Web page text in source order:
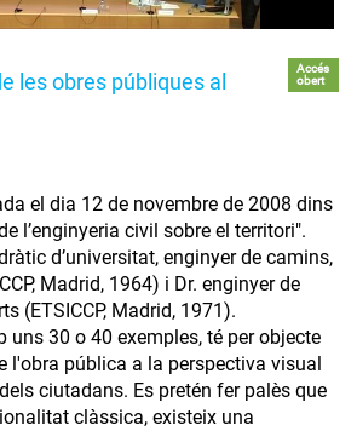
les obres públiques al
Accés
obert
el dia 12 de novembre de 2008 dins
l’enginyeria civil sobre el territori".
d’universitat, enginyer de camins,
Madrid, 1964) i Dr. enginyer de
(ETSICCP, Madrid, 1971).
uns 30 o 40 exemples, té per objecte
l'obra pública a la perspectiva visual
ciutadans. Es pretén fer palès que
clàssica, existeix una